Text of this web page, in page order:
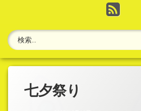
RSS
七夕祭り